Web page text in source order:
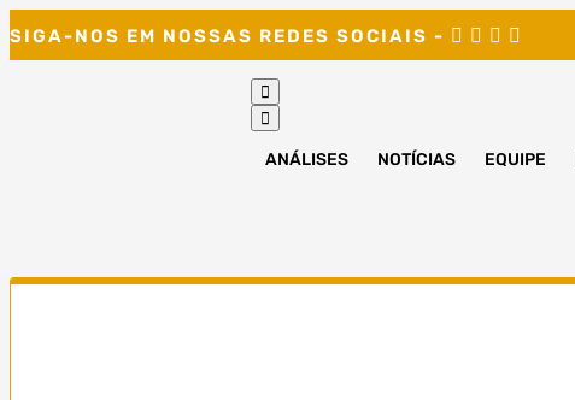
to
content
SIGA-NOS EM NOSSAS REDES SOCIAIS -
ANÁLISES NOTÍCIAS EQUIPE